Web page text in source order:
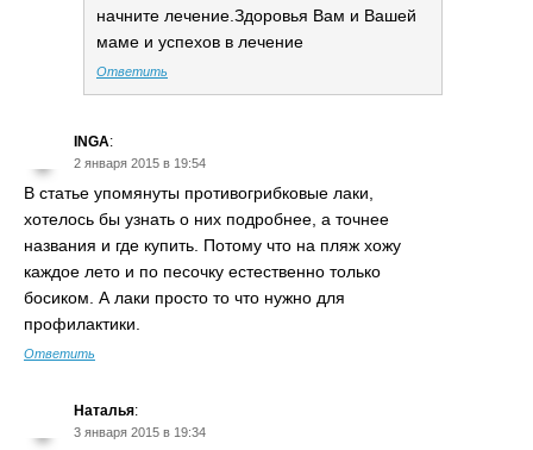
начните лечение.Здоровья Вам и Вашей
маме и успехов в лечение
Ответить
INGA:
2 января 2015 в 19:54
В статье упомянуты противогрибковые лаки,
хотелось бы узнать о них подробнее, а точнее
названия и где купить. Потому что на пляж хожу
каждое лето и по песочку естественно только
босиком. А лаки просто то что нужно для
профилактики.
Ответить
Наталья:
3 января 2015 в 19:34